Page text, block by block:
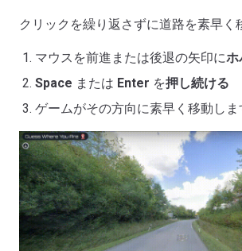
クリックを繰り返さずに道路を素早く
マウスを前進または後退の矢印にホ
Space または Enter を押し続ける
ゲームがその方向に素早く移動しま